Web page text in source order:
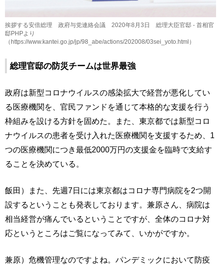
挨拶する安倍総理 政府与党連絡会議 2020年8月3日 総理大臣官邸 - 首相官
邸PHPより
（https://www.kantei.go.jp/jp/98_abe/actions/202008/03sei_yoto.html）
総理官邸の防災チームは世界最強
政府は新型コロナウイルスの感染拡大で経営が悪化してい
る医療機関を、官民ファンドを通じて本格的な支援を行う
枠組みを設ける方針を固めた。また、東京都では新型コロ
ナウイルスの患者を受け入れた医療機関を支援するため、1
つの医療機関につき最低2000万円の支援金を臨時で支給す
ることを決めている。
飯田）また、先週7日には東京都はコロナ専門病院を2つ開
設するということも発表しております。兼原さん、病院は
相当経営が痛んでいるということですが、全体のコロナ対
応というところはご覧になってみて、いかがですか。
兼原）危機管理なのですよね。パンデミックにおいて防疫